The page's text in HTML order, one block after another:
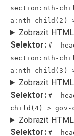
section:nth-
a:nth-child(2)
Zobrazit HTML
Selektor:
section:nth-
a:nth-child(3)
Zobrazit HTML
Selektor:
child(4) > gov-
Zobrazit HTML
Selektor: